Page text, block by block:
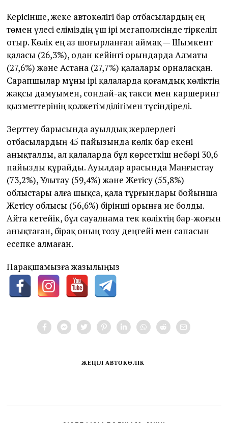
Керісінше, жеке автокөлігі бар отбасылардың ең
төмен үлесі еліміздің үш ірі мегаполисінде тіркеліп
отыр. Көлік ең аз шоғырланған аймақ — Шымкент
қаласы (26,3%), одан кейінгі орындарда Алматы
(27,6%) және Астана (27,7%) қалалары орналасқан.
Сарапшылар мұны ірі қалаларда қоғамдық көліктің
жақсы дамуымен, сондай-ақ такси мен каршеринг
қызметтерінің қолжетімділігімен түсіндіреді.
Зерттеу барысында ауылдық жерлердегі
отбасылардың 45 пайызында көлік бар екені
анықталды, ал қалаларда бұл көрсеткіш небәрі 30,6
пайызды құрайды. Ауылдар арасында Маңғыстау
(73,2%), Ұлытау (59,4%) және Жетісу (55,8%)
облыстары алға шықса, қала тұрғындары бойынша
Жетісу облысы (56,6%) бірінші орынға ие болды.
Айта кетейік, бұл сауалнама тек көліктің бар-жоғын
анықтаған, бірақ оның тозу деңгейі мен сапасын
есепке алмаған.
Парақшамызға жазылыңыз
ЖЕҢІЛ АВТОКӨЛІК